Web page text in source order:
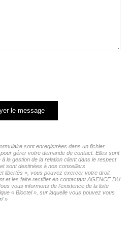
le message
sont enregistrées dans un fichier
gérer votre demande de contact. Elles sont
la gestion de la relation client dans le respect
sont destinées à nos conseillers
libertés », vous pouvez exercer votre droit
et les faire rectifier en contactant AGENCE DU
vous informons de l'existence de la liste
« Bloctel », sur laquelle vous pouvez vous
»